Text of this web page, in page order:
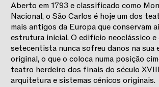
Aberto em 1793 e classificado como
Nacional, o São Carlos é hoje um dos
mais antigos da Europa que conservam
estrutura inicial. O edifício neoclássico e
setecentista nunca sofreu danos na sua
original, o que o coloca numa posição
teatro herdeiro dos finais do século
arquitetura e sistemas cénicos originais.